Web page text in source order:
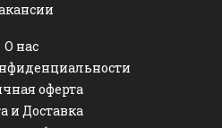
О нас
оферта
и Доставка